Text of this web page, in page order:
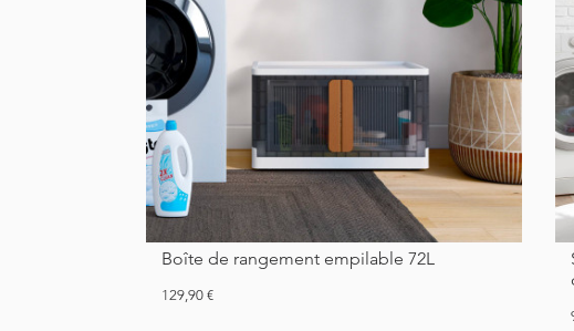
Boîte de rangement empilable 72L
Prix
129,90 €